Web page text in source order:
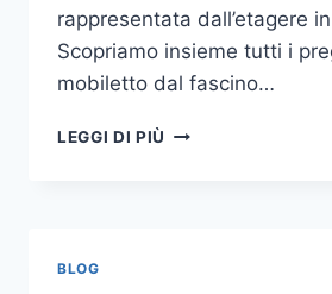
rappresentata dall’etagere
Scopriamo insieme tutti i
mobiletto dal fascino…
LEGGI DI PIÙ ETAGERE
BLOG